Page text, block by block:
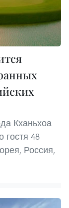
Кханьхоа
гостя 48
Россия,